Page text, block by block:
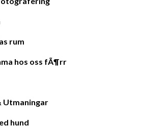
rum
hos oss fÃ¶rr
Utmaningar
hund